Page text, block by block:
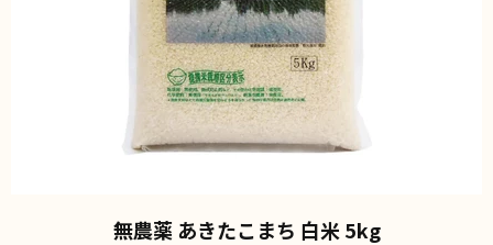
無農薬 あきたこまち 白米 5kg